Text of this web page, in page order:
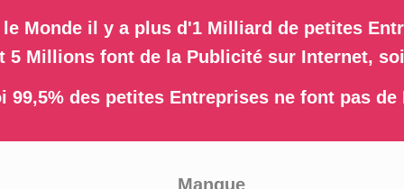
le Monde il y a plus d'1 Milliard de petites
5 Millions font de la Publicité sur Internet,
99,5% des petites Entreprises ne font pas de
Manque